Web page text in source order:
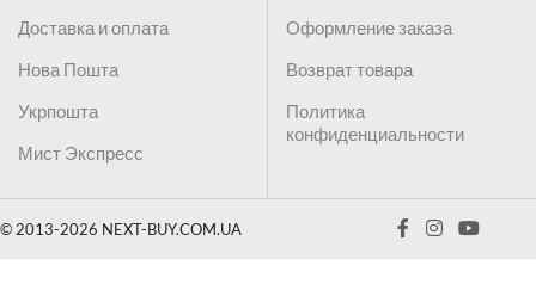
Доставка и оплата
Нова Пошта
Укрпошта
Мист Экспресс
Оформление заказа
Возврат товара
Политика
конфиденциальности
© 2013-2026 NEXT-BUY.COM.UA